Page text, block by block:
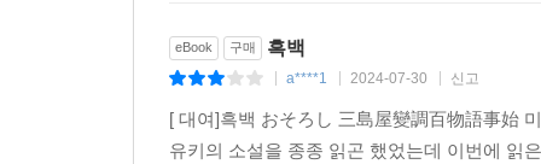
eBook 구매 흑백
a****1 2024-07-30 신고
[ 대여]흑백 おそろし 三島屋變調百物語事始
유키의 소설을 종종 읽곤 했었는데 이번에 읽